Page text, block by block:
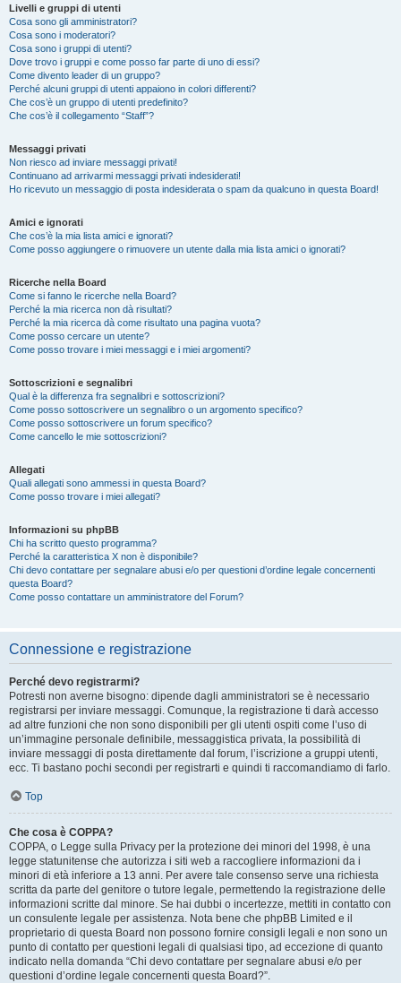
Livelli e gruppi di utenti
Cosa sono gli amministratori?
Cosa sono i moderatori?
Cosa sono i gruppi di utenti?
Dove trovo i gruppi e come posso far parte di uno di essi?
Come divento leader di un gruppo?
Perché alcuni gruppi di utenti appaiono in colori differenti?
Che cos’è un gruppo di utenti predefinito?
Che cos’è il collegamento “Staff”?
Messaggi privati
Non riesco ad inviare messaggi privati!
Continuano ad arrivarmi messaggi privati indesiderati!
Ho ricevuto un messaggio di posta indesiderata o spam da qualcuno in questa Board!
Amici e ignorati
Che cos’è la mia lista amici e ignorati?
Come posso aggiungere o rimuovere un utente dalla mia lista amici o ignorati?
Ricerche nella Board
Come si fanno le ricerche nella Board?
Perché la mia ricerca non dà risultati?
Perché la mia ricerca dà come risultato una pagina vuota?
Come posso cercare un utente?
Come posso trovare i miei messaggi e i miei argomenti?
Sottoscrizioni e segnalibri
Qual è la differenza fra segnalibri e sottoscrizioni?
Come posso sottoscrivere un segnalibro o un argomento specifico?
Come posso sottoscrivere un forum specifico?
Come cancello le mie sottoscrizioni?
Allegati
Quali allegati sono ammessi in questa Board?
Come posso trovare i miei allegati?
Informazioni su phpBB
Chi ha scritto questo programma?
Perché la caratteristica X non è disponibile?
Chi devo contattare per segnalare abusi e/o per questioni d’ordine legale concernenti
questa Board?
Come posso contattare un amministratore del Forum?
Connessione e registrazione
Perché devo registrarmi?
Potresti non averne bisogno: dipende dagli amministratori se è necessario
registrarsi per inviare messaggi. Comunque, la registrazione ti darà accesso
ad altre funzioni che non sono disponibili per gli utenti ospiti come l’uso di
un’immagine personale definibile, messaggistica privata, la possibilità di
inviare messaggi di posta direttamente dal forum, l’iscrizione a gruppi utenti,
ecc. Ti bastano pochi secondi per registrarti e quindi ti raccomandiamo di farlo.
Top
Che cosa è COPPA?
COPPA, o Legge sulla Privacy per la protezione dei minori del 1998, è una
legge statunitense che autorizza i siti web a raccogliere informazioni da i
minori di età inferiore a 13 anni. Per avere tale consenso serve una richiesta
scritta da parte del genitore o tutore legale, permettendo la registrazione delle
informazioni scritte dal minore. Se hai dubbi o incertezze, mettiti in contatto con
un consulente legale per assistenza. Nota bene che phpBB Limited e il
proprietario di questa Board non possono fornire consigli legali e non sono un
punto di contatto per questioni legali di qualsiasi tipo, ad eccezione di quanto
indicato nella domanda “Chi devo contattare per segnalare abusi e/o per
questioni d’ordine legale concernenti questa Board?”.